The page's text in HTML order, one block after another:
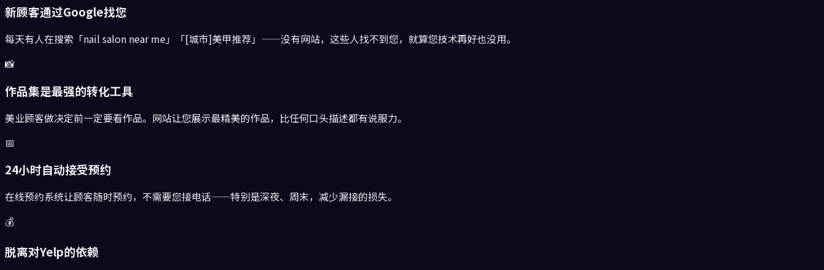
新顾客通过Google找您
每天有人在搜索「nail salon near me」「[城市]美甲推荐」——没有网站，这些人找不到您，就算您技术再好也没用。
📸
作品集是最强的转化工具
美业顾客做决定前一定要看作品。网站让您展示最精美的作品，比任何口头描述都有说服力。
📅
24小时自动接受预约
在线预约系统让顾客随时预约，不需要您接电话——特别是深夜、周末，减少漏接的损失。
💰
脱离对Yelp的依赖